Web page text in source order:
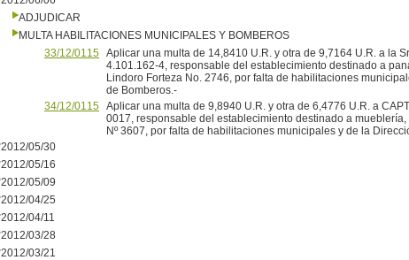
ADJUDICAR
MULTA HABILITACIONES MUNICIPALES Y BOMBEROS
33/12/0115 Aplicar una multa de 14,8410 U.R. y otra de 9,7164 U.R. a la
4.101.162-4, responsable del establecimiento destinado a
Lindoro Forteza No. 2746, por falta de habilitaciones
de Bomberos.-
34/12/0115 Aplicar una multa de 9,8940 U.R. y otra de 6,4776 U.R. a
0017, responsable del establecimiento destinado a mueblería,
Nº 3607, por falta de habilitaciones municipales y de la
2012/05/30
2012/05/16
2012/05/09
2012/04/25
2012/04/11
2012/03/28
2012/03/21